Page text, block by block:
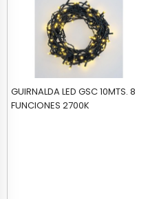
GUIRNALDA LED GSC 10MTS. 8
FUNCIONES 2700K